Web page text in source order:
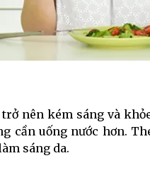
trở nên kém sáng và
cần uống nước hơn.
sáng da.